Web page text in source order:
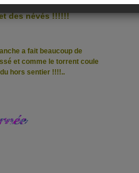
!!!!dur dur !!!!en
des névés !!!!!!
a fait beaucoup de
et comme le torrent coule
hors sentier !!!!..